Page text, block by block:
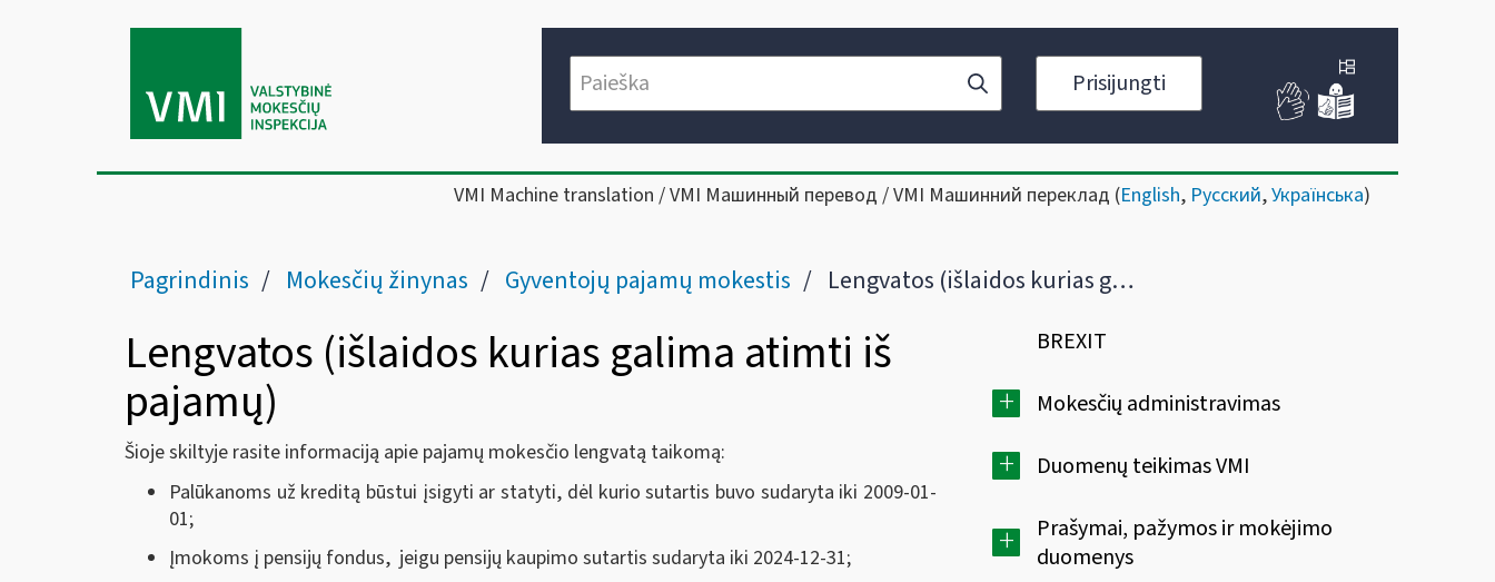
Prisijungti
VMI Machine translation / VMI Машинный перевод / VMI Машинний переклад (English, Русский,Українська)
Pagrindinis Mokesčių žinynas Gyventojų pajamų mokestis Lengvatos (išlaidos kurias galima atimti iš pajamų) (21 str.)
BREXIT
+ Mokesčių administravimas
+ Duomenų teikimas VMI
+
Prašymai, pažymos ir mokėjimo
duomenys
Lengvatos (išlaidos kurias galima atimti iš
pajamų)
Šioje skiltyje rasite informaciją apie pajamų mokesčio lengvatą taikomą:
Palūkanoms už kreditą būstui įsigyti ar statyti, dėl kurio sutartis buvo sudaryta iki 2009-01-
01;
Įmokoms į pensijų fondus, jeigu pensijų kaupimo sutartis sudaryta iki 2024-12-31;